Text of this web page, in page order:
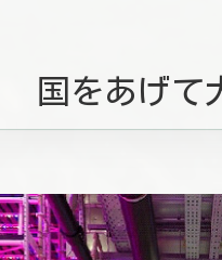
国をあげて